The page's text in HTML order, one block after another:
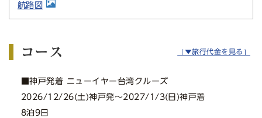
航路図
コース ［▼旅行代金を見る］
■神戸発着 ニューイヤー台湾クルーズ
2026/12/26(土)神戸発〜2027/1/3(日)神戸着
8泊9日